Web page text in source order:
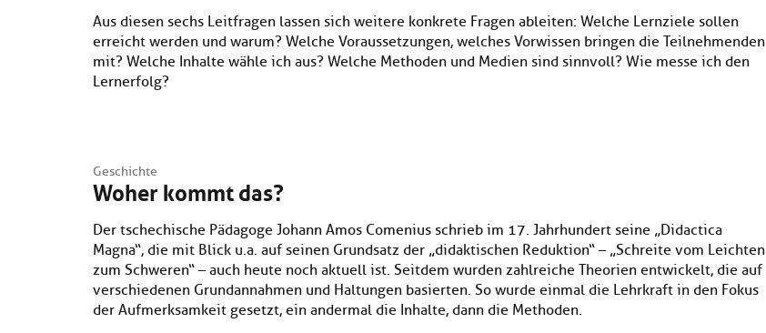
Aus diesen sechs Leitfragen lassen sich weitere konkrete Fragen ableiten: Welche Lernziele sollen
erreicht werden und warum? Welche Voraussetzungen, welches Vorwissen bringen die Teilnehmenden
mit? Welche Inhalte wähle ich aus? Welche Methoden und Medien sind sinnvoll? Wie messe ich den
Lernerfolg?
Geschichte
Woher kommt das?
Der tschechische Pädagoge Johann Amos Comenius schrieb im 17. Jahrhundert seine „Didactica
Magna“, die mit Blick u. a. auf seinen Grundsatz der „didaktischen Reduktion“ – „Schreite vom Leichten
zum Schweren“ – auch heute noch aktuell ist. Seitdem wurden zahlreiche Theorien entwickelt, die auf
verschiedenen Grundannahmen und Haltungen basierten. So wurde einmal die Lehrkraft in den Fokus
der Aufmerksamkeit gesetzt, ein andermal die Inhalte, dann die Methoden.